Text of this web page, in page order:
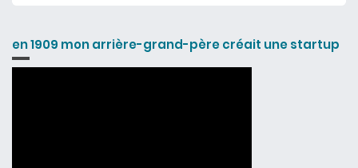
en 1909 mon arrière-grand-père créait une startup